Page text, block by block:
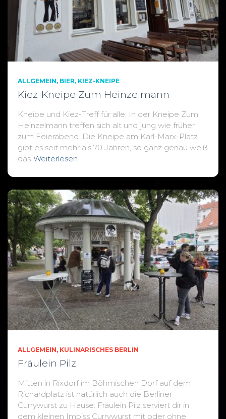
ALLGEMEIN BIER KIEZ-KNEIPE
Kiez-Kneipe Zum Heinzelmann
Kneipe und Kiez-Treff für alle: In der Kneipe Zum
Heinzelmann treffen sich alt und jung wie früher
zum Feierabend. Die Kneipe am Karl-Marx-Platz
gibt es seit mehr als 70 Jahren, so ganz genau weiß
das Weiterlesen
ALLGEMEIN KULINARISCHES BERLIN
Fräulein Pilz
Mitten in Rixdorf im Böhmischen Dorf auf dem
Richardplatz ist natürlich auch die Berliner
Currywurst zu Hause: Fräulein Pilz serviert dir in
dem kleinen Imbiss Currywurst mit oder ohne